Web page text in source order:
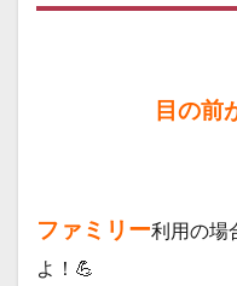
目の前
ファミリー利用の場
よ！💪